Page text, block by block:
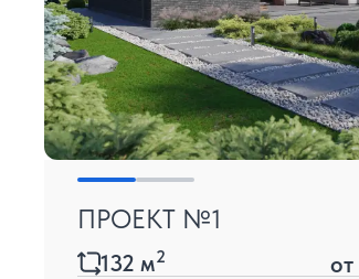
ПРОЕКТ №1
132 м2 от